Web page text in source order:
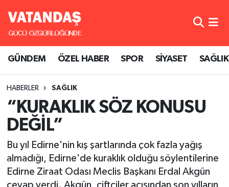
GÜNDEM ÖZEL HABER SPOR SİYASET SAĞLIK
HABERLER SAĞLIK
“KURAKLIK SÖZ KONUSU
DEĞİL”
Bu yıl Edirne'nin kış şartlarında çok fazla yağış
almadığı, Edirne'de kuraklık olduğu söylentilerine
Edirne Ziraat Odası Meclis Başkanı Erdal Akgün
GÜNDEM
SPOR
SİYASET
SAĞLIK
Hava Durumu
Süper Lig Puan Durumu ve Fikstür
Tüm Manşetler
Son Dakika Haberleri
Haber Arşivi